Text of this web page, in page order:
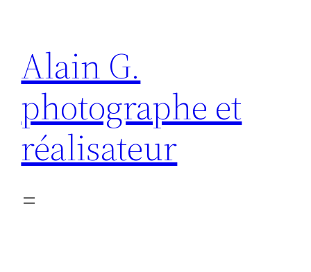
contenu
Alain G.
photographe et
réalisateur